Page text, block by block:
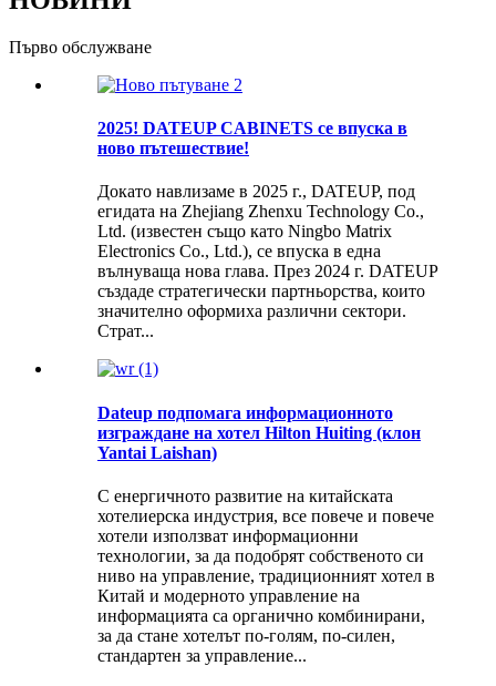
Първо обслужване
2025! DATEUP CABINETS се впуска в
ново пътешествие!
Докато навлизаме в 2025 г., DATEUP, под
егидата на Zhejiang Zhenxu Technology Co.,
Ltd. (известен също като Ningbo Matrix
Electronics Co., Ltd.), се впуска в една
вълнуваща нова глава. През 2024 г. DATEUP
създаде стратегически партньорства, които
значително оформиха различни сектори.
Страт...
Dateup подпомага информационното
изграждане на хотел Hilton Huiting (клон
Yantai Laishan)
С енергичното развитие на китайската
хотелиерска индустрия, все повече и повече
хотели използват информационни
технологии, за да подобрят собственото си
ниво на управление, традиционният хотел в
Китай и модерното управление на
информацията са органично комбинирани,
за да стане хотелът по-голям, по-силен,
стандартен за управление...